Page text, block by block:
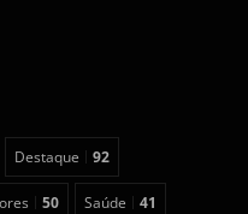
Destaque 92
50 Saúde 41